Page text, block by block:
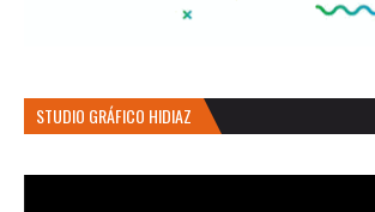
STUDIO GRÁFICO HIDIAZ